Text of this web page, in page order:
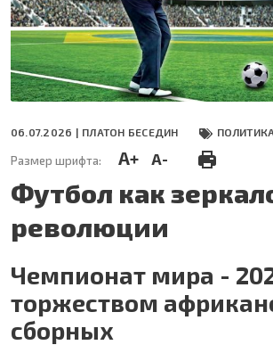
06.07.2026 | ПЛАТОН БЕСЕДИН ПОЛИТИКА
Размер шрифта: A+ A-
Футбол как
революции
Чемпионат мира -
торжеством
сборных